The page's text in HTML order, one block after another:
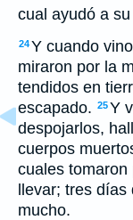
cual ayudó a
24Y cuando
miraron por la
tendidos en
escapado. 25Y
despojarlos,
cuerpos
cuales tomaron
llevar; tres
mucho.